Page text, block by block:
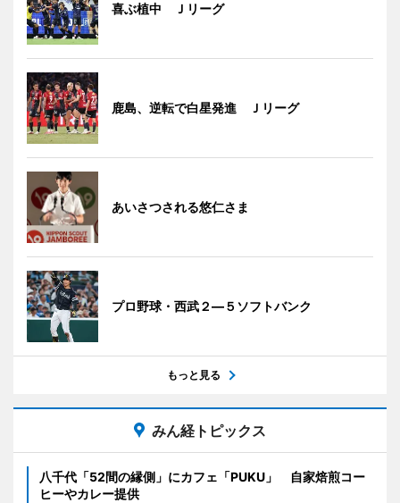
喜ぶ植中 Ｊリーグ
鹿島、逆転で白星発進 Ｊリーグ
あいさつされる悠仁さま
プロ野球・西武２―５ソフトバンク
もっと見る
みん経トピックス
八千代「52間の縁側」にカフェ「PUKU」 自家焙煎コー
ヒーやカレー提供